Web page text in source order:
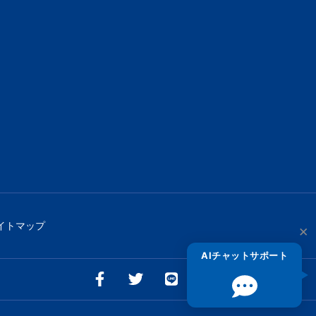
AIチャットサポート
×
トマップ